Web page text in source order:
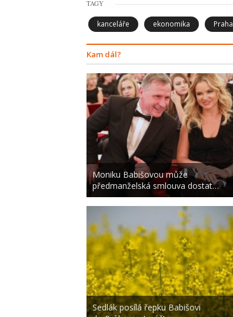
TAGY
kanceláře ekonomika Praha
Kam dál?
Moniku Babišovou může
předmanželská smlouva dostat…
Sedlák posílá řepku Babišovi